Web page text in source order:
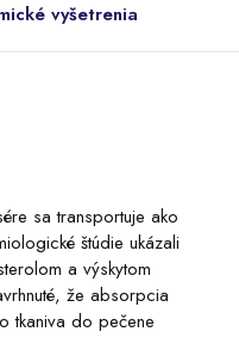
vyšetrenia
sa transportuje ako
štúdie ukázali
a výskytom
že absorpcia
tkaniva do pečene